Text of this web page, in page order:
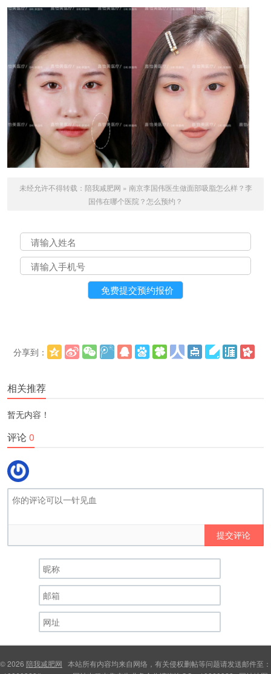
未经允许不得转载： 陪我减肥网 » 南京李国伟医生做面部吸脂怎么样？李
国伟在哪个医院？怎么预约？
分享到：
相关推荐
暂无内容！
评论0
提交评论
© 2026 陪我减肥网 本站所有内容均来自网络，有关侵权删帖等问题请发送邮件至：